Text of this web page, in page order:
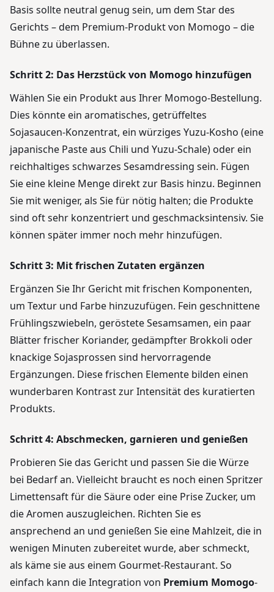
Basis sollte neutral genug sein, um dem Star des
Gerichts – dem Premium-Produkt von Momogo – die
Bühne zu überlassen.
Schritt 2: Das Herzstück von Momogo hinzufügen
Wählen Sie ein Produkt aus Ihrer Momogo-Bestellung.
Dies könnte ein aromatisches, getrüffeltes
Sojasaucen-Konzentrat, ein würziges Yuzu-Kosho (eine
japanische Paste aus Chili und Yuzu-Schale) oder ein
reichhaltiges schwarzes Sesamdressing sein. Fügen
Sie eine kleine Menge direkt zur Basis hinzu. Beginnen
Sie mit weniger, als Sie für nötig halten; die Produkte
sind oft sehr konzentriert und geschmacksintensiv. Sie
können später immer noch mehr hinzufügen.
Schritt 3: Mit frischen Zutaten ergänzen
Ergänzen Sie Ihr Gericht mit frischen Komponenten,
um Textur und Farbe hinzuzufügen. Fein geschnittene
Frühlingszwiebeln, geröstete Sesamsamen, ein paar
Blätter frischer Koriander, gedämpfter Brokkoli oder
knackige Sojasprossen sind hervorragende
Ergänzungen. Diese frischen Elemente bilden einen
wunderbaren Kontrast zur Intensität des kuratierten
Produkts.
Schritt 4: Abschmecken, garnieren und genießen
Probieren Sie das Gericht und passen Sie die Würze
bei Bedarf an. Vielleicht braucht es noch einen Spritzer
Limettensaft für die Säure oder eine Prise Zucker, um
die Aromen auszugleichen. Richten Sie es
ansprechend an und genießen Sie eine Mahlzeit, die in
wenigen Minuten zubereitet wurde, aber schmeckt,
als käme sie aus einem Gourmet-Restaurant. So
einfach kann die Integration von Premium Momogo-